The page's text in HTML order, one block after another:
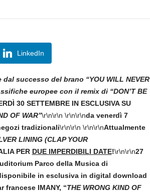
LinkedIn
successo del brano “YOU WILL NEVER
europee con il remix di “DON’T BE
30 SETTEMBRE IN ESCLUSIVA SU
OF WAR”\r\n\r\n \r\n\r\nda venerdì 7
tradizionali\r\n\r\n \r\n\r\nAttualmente
LINING (CLAP YOUR
PER DUE IMPERDIBILI DATE!\r\n\r\n27
Parco della Musica di
in esclusiva in digital download
IMANY, “THE WRONG KIND OF